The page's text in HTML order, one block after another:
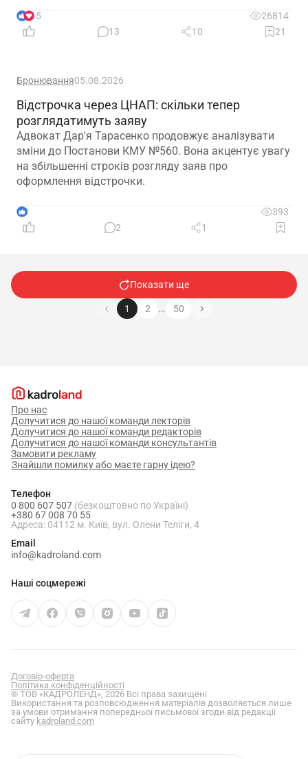
15
26814
13
10 21
Бронювання05.08.2026
Відстрочка через ЦНАП: скільки тепер
розглядатимуть заяву
Адвокат Дар'я Тарасенко продовжує аналізувати
зміни до Постанови КМУ №560. Вона акцентує увагу
на збільшенні строків розгляду заяв про
оформлення відстрочки.
3
393
2
1
Показати ще
1 2 … 50
Про нас
Долучитися до нашої команди лекторів
Долучитися до нашої команди редакторів
Долучитися до нашої команди консультантів
Замовити рекламу
Знайшли помилку або маєте гарну ідею?
Телефон
0 800 607 507 (безкоштовно по Україні)
+380 67 008 70 55
Адреса: 04112 м. Київ, вул. Олени Теліги, 4
Email
info@kadroland.com
Наші соцмережі
Договір-оферта
Політика конфіденційності
© ТОВ «КАДРОЛЕНД», 2026 Всі права захищені
Використання та розповсюдження матеріалів дозволяється лише
за умови отримання попередньої письмової згоди від редакції
сайту kadroland.com